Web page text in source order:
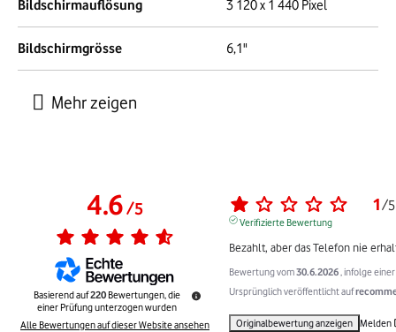
Bildschirmauflösung 3 120 x 1 440 Pixel
Bildschirmgrösse 6,1"
4.6/5
Basierend auf220 Bewertungen, die
einer Prüfung unterzogen wurden
Alle Bewertungen auf dieser Website ansehen
1/5
Verifizierte Bewertung
Bezahlt, aber das Telefon nie
Bewertung vom30.6.2026 , infolge
Ursprünglich veröffentlicht auf
Originalbewertung anzeigen Melden